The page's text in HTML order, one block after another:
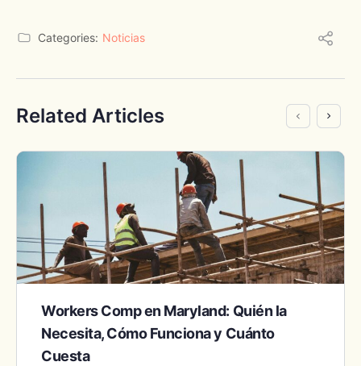
Categories: Noticias
Related Articles
Workers Comp en Maryland: Quién la
Necesita, Cómo Funciona y Cuánto
Cuesta